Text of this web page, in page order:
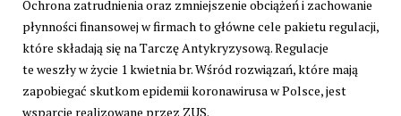
Ochrona zatrudnienia oraz zmniejszenie obciążeń i zachowanie
płynności finansowej w firmach to główne cele pakietu regulacji,
które składają się na Tarczę Antykryzysową. Regulacje
te weszły w życie 1 kwietnia br. Wśród rozwiązań, które mają
zapobiegać skutkom epidemii koronawirusa w Polsce, jest
wsparcie realizowane przez ZUS.